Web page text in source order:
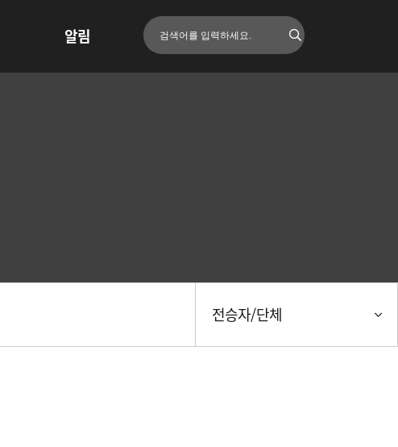
알림
전승자/단체